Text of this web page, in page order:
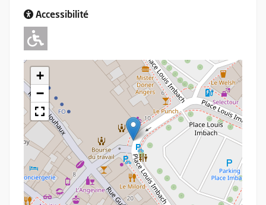
Accessibilité
Adapté pour l'handicap Moteur
+
−